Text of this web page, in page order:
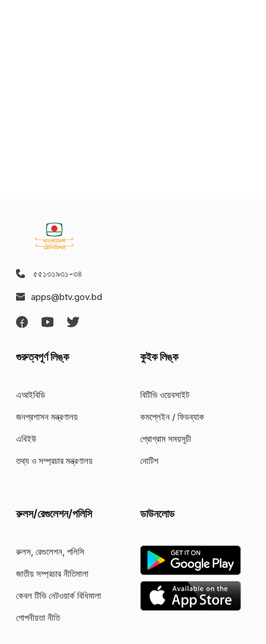
৫৫১৩১৯৩১-৩৪
apps@btv.gov.bd
গুরুত্বপূর্ণ লিঙ্ক
এআইবিডি
জনপ্রশাসন মন্ত্রণালয়
এবিইউ
তথ্য ও সম্প্রচার মন্ত্রণালয়
কুইক লিঙ্ক
বিটিভি ওয়েবসাইট
কমপ্লেইন / ফিডব্যাক
প্রোগ্রাম সময়সূচী
নোটিশ
রুলস‍/রেগুলেশন/পলিসি
রুলস‍, রেগুলেশন, পলিসি
জাতীয় সম্প্রচার নীতিমালা
কেবল টিভি নেটওয়ার্ক বিধিমালা
গোপনীয়তা নীতি
ডাউনলোড